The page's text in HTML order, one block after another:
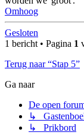
Omhoog
Gesloten
1 bericht • Pagina 1
Terug naar “Stap 5”
Ga naar
De open
↳
↳ Prikbord